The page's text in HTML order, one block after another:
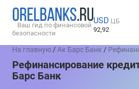
Ваш гид по финансовой
безопасности
USD ЦБ
92,92
На главную /Ак Барс Банк /
Рефинансирование
Барс Банк